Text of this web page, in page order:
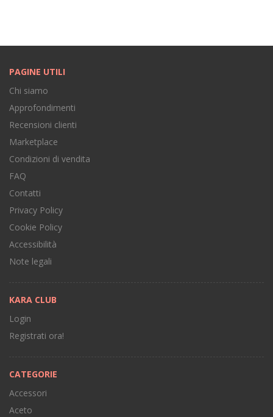
PAGINE UTILI
Chi siamo
Approfondimenti
Recensioni clienti
Marketplace
Condizioni di vendita
FAQ
Contatti
Privacy Policy
Cookie Policy
Accessibilità
Note legali
KARA CLUB
Login
Registrati ora!
CATEGORIE
Accessori
Aceto